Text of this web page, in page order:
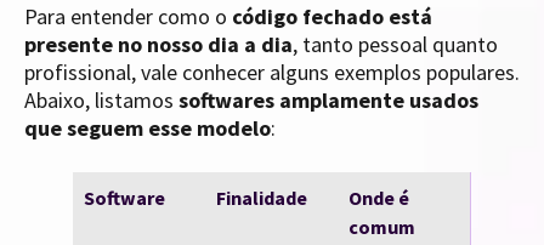
Para entender como o código fechado está
presente no nosso dia a dia, tanto pessoal quanto
profissional, vale conhecer alguns exemplos populares.
Abaixo, listamos softwares amplamente usados
que seguem esse modelo:
Software Finalidade
Onde é
comum